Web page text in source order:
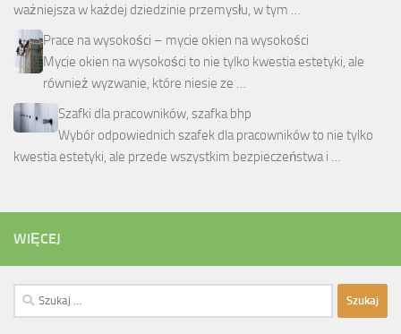
ważniejsza w każdej dziedzinie przemysłu, w tym …
Prace na wysokości – mycie okien na wysokości
Mycie okien na wysokości to nie tylko kwestia estetyki, ale
również wyzwanie, które niesie ze …
Szafki dla pracowników, szafka bhp
Wybór odpowiednich szafek dla pracowników to nie tylko
kwestia estetyki, ale przede wszystkim bezpieczeństwa i …
WIĘCEJ
Szukaj: